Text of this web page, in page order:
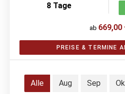
8 Tage
ab 669,00
PREISE & TERMINE
Alle Aug Sep